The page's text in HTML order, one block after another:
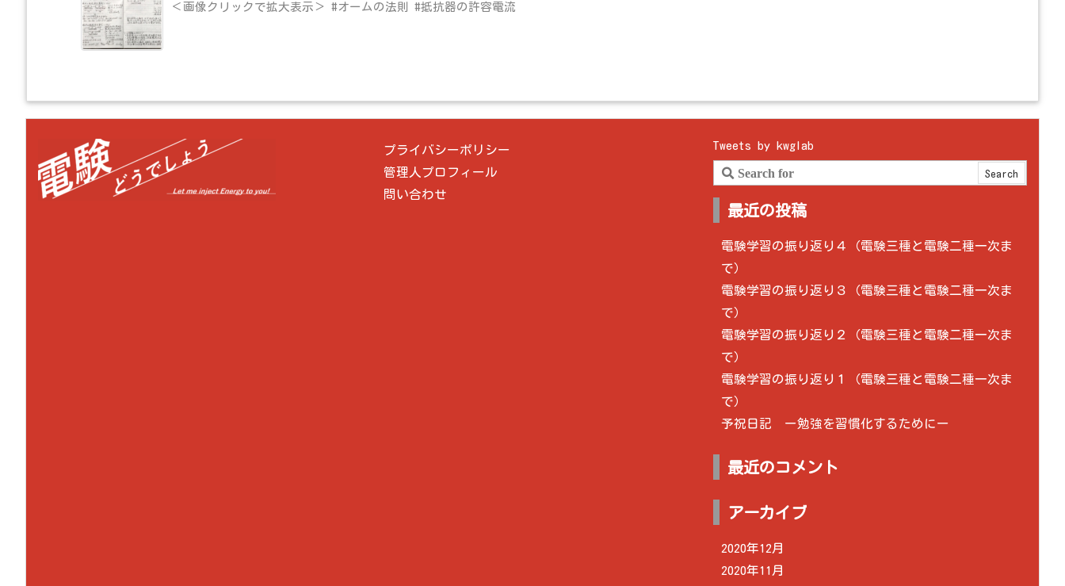
＜画像クリックで拡大表示＞ #オームの法則 #抵抗器の許容電流
プライバシーポリシー
管理人プロフィール
問い合わせ
Tweets by kwglab
最近の投稿
電験学習の振り返り４（電験三種と電験二種一次ま
で）
電験学習の振り返り３（電験三種と電験二種一次ま
で）
電験学習の振り返り２（電験三種と電験二種一次ま
で）
電験学習の振り返り１（電験三種と電験二種一次ま
で）
予祝日記 ー勉強を習慣化するためにー
最近のコメント
アーカイブ
2020年12月
2020年11月